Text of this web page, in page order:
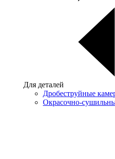
Для деталей
Дробеструйные
Окрасочно-